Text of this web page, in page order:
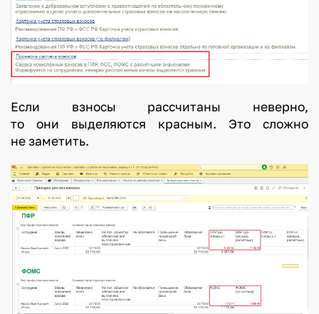
Если взносы рассчитаны неверно,
то они выделяются красным. Это сложно
не заметить.